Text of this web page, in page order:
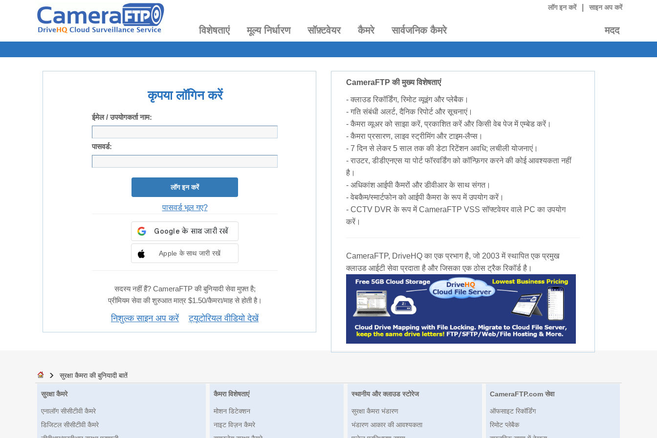
लॉग इन करें साइन अप करें
विशेषताएं मूल्य निर्धारण सॉफ़्टवेयर कैमरे सार्वजनिक कैमरे मदद
कृपया लॉगिन करें
ईमेल / उपयोगकर्ता नाम:
पासवर्ड:
लॉग इन करें
पासवर्ड भूल गए?
Apple के साथ जारी रखें
सदस्य नहीं हैं? CameraFTP की बुनियादी सेवा मुफ़्त है;
प्रीमियम सेवा की शुरुआत मात्र $1.50/कैमरा/माह से होती है।
निशुल्क साइन अप करें ट्यूटोरियल वीडियो देखें
CameraFTP की मुख्य विशेषताएं
- क्लाउड रिकॉर्डिंग, रिमोट व्यूइंग और प्लेबैक।
- गति संबंधी अलर्ट, दैनिक रिपोर्ट और सूचनाएं।
- कैमरा व्यूअर को साझा करें, प्रकाशित करें और किसी वेब पेज में एम्बेड करें।
- कैमरा प्रसारण, लाइव स्ट्रीमिंग और टाइम-लैप्स।
- 7 दिन से लेकर 5 साल तक की डेटा रिटेंशन अवधि; लचीली योजनाएं।
- राउटर, डीडीएनएस या पोर्ट फॉरवर्डिंग को कॉन्फ़िगर करने की कोई आवश्यकता नहीं
है।
- अधिकांश आईपी कैमरों और डीवीआर के साथ संगत।
- वेबकैम/स्मार्टफोन को आईपी कैमरा के रूप में उपयोग करें।
- CCTV DVR के रूप में CameraFTP VSS सॉफ्टवेयर वाले PC का उपयोग
करें।
CameraFTP, DriveHQ का एक प्रभाग है, जो 2003 में स्थापित एक प्रमुख
क्लाउड आईटी सेवा प्रदाता है और जिसका एक ठोस ट्रैक रिकॉर्ड है।
सुरक्षा कैमरा की बुनियादी बातें
सुरक्षा कैमरे
एनालॉग सीसीटीवी कैमरे
डिजिटल सीसीटीवी कैमरे
कैमरा विशेषताएं
मोशन डिटेक्शन
नाइट विज़न कैमरे
स्थानीय और क्लाउड स्टोरेज
सुरक्षा कैमरा भंडारण
भंडारण आकार की आवश्यकता
CameraFTP.com सेवा
ऑफसाइट रिकॉर्डिंग
रिमोट प्लेबैक